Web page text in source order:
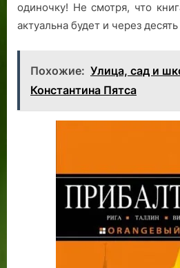
одиночку! Не смотря, что
актуальна будет и через
Похожие: Улица, сад и
Константина Пятса